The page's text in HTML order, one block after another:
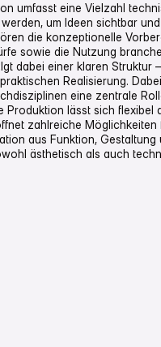
umfasst eine Vielzahl
um Ideen sichtbar
die konzeptionelle
sowie die Nutzung
dabei einer klaren Struktur
Realisierung.
eine zentrale
Produktion lässt sich
zahlreiche
aus Funktion,
ästhetisch als auch